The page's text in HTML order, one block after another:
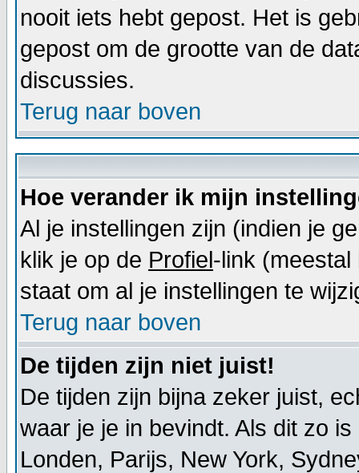
nooit iets hebt gepost. Het is
gepost om de grootte van de
discussies.
Terug naar boven
Hoe verander ik mijn
Al je instellingen zijn (indien je
klik je op de Profiel-link (meestal
staat om al je instellingen te
Terug naar boven
De tijden zijn niet juist!
De tijden zijn bijna zeker juist,
waar je je in bevindt. Als dit zo
Londen, Parijs, New York,